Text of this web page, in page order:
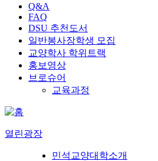
Q&A
FAQ
DSU 추천도서
일반봉사장학생 모집
교양학사 학위트랙
홍보영상
브로슈어
교육과정
열린광장
민석교양대학소개